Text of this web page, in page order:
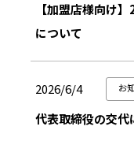
【加盟店様向け
について
2026/6/4 お
代表取締役の交代